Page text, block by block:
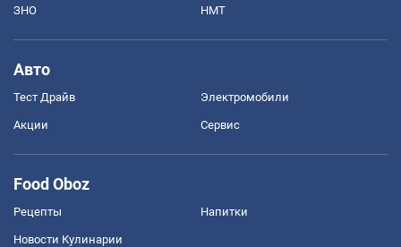
ЗНО НМТ
Авто
Тест Драйв Электромобили
Акции Сервис
Food Oboz
Рецепты Напитки
Новости Кулинарии